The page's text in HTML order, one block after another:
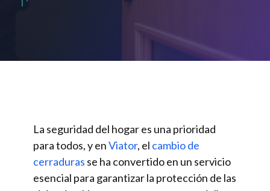
La seguridad del hogar es una prioridad
para todos, y enViator, el cambio de
cerraduras se ha convertido en un servicio
esencial para garantizar la protección de las